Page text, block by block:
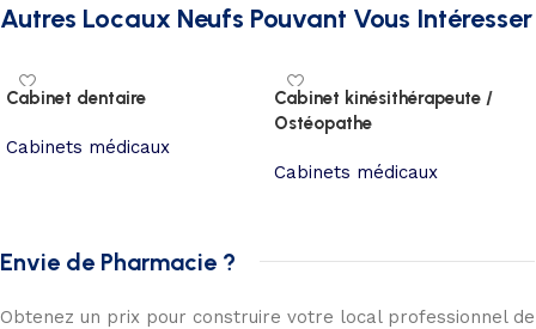
Autres Locaux Neufs Pouvant Vous Intéresser
Cabinet dentaire
Cabinets médicaux
Cabinet kinésithérapeute /
Ostéopathe
Cabinets médicaux
Envie de Pharmacie ?
Obtenez un prix pour construire votre local professionnel de